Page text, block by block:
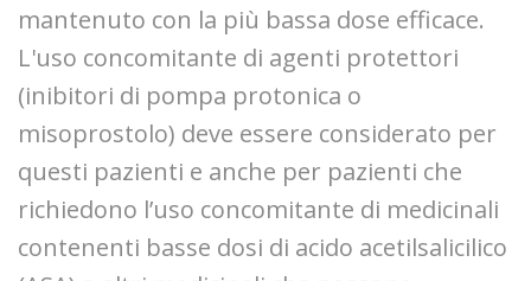
mantenuto con la più bassa dose efficace.
L'uso concomitante di agenti protettori
(inibitori di pompa protonica o
misoprostolo) deve essere considerato per
questi pazienti e anche per pazienti che
richiedono l’uso concomitante di medicinali
contenenti basse dosi di acido acetilsalicilico